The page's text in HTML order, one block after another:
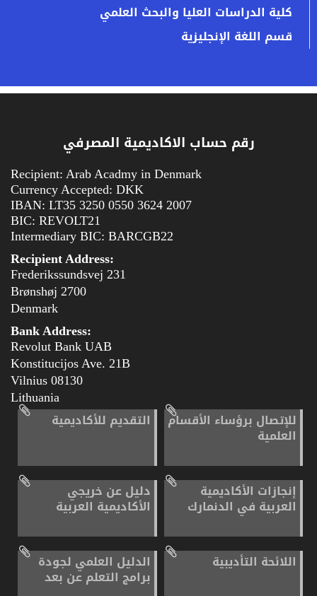
كلية الدراسات العليا والبحث العلمي
قسم اللغة الإنجليزية
رقم حساب الاكاديمية المصرفي
Recipient: Arab Acadmy in Denmark
Currency Accepted: DKK
IBAN: LT35 3250 0550 3624 2007
BIC: REVOLT21
Intermediary BIC: BARCGB22
Recipient Address:
Frederikssundsvej 231
2700 Brønshøj
Denmark
Bank Address:
Revolut Bank UAB
Konstitucijos Ave. 21B
08130 Vilnius
Lithuania
للإتصال برؤساء الأقسام
العلمية
التقديم للأكاديمية
إنجازات الأكاديمية
العربية في الدنمارك
دليل عن خريجي
الأكاديمية العربية
اللائحة التأديبية الدليل العلمي لجودة
برامج التعلم عن بعد